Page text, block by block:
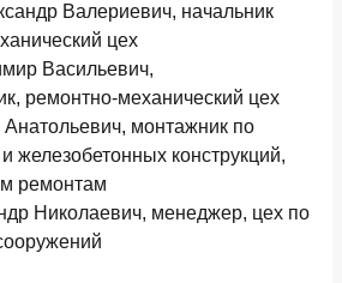
Валериевич, начальник
цех
Васильевич,
ремонтно-механический цех
Анатольевич, монтажник по
железобетонных конструкций,
ремонтам
Николаевич, менеджер, цех по